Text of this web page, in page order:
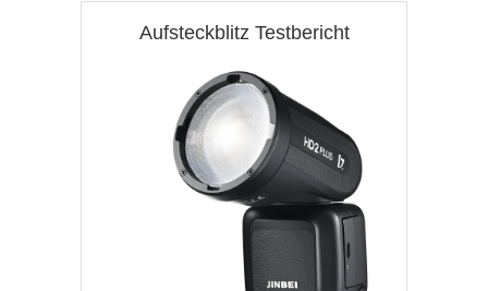
Aufsteckblitz Testbericht